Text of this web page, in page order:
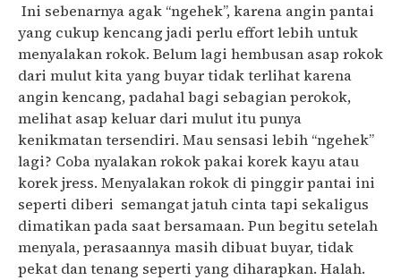
Ini sebenarnya agak “ngehek”, karena angin pantai
yang cukup kencang jadi perlu effort lebih untuk
menyalakan rokok. Belum lagi hembusan asap rokok
dari mulut kita yang buyar tidak terlihat karena
angin kencang, padahal bagi sebagian perokok,
melihat asap keluar dari mulut itu punya
kenikmatan tersendiri. Mau sensasi lebih “ngehek”
lagi? Coba nyalakan rokok pakai korek kayu atau
korek jress. Menyalakan rokok di pinggir pantai ini
seperti diberi semangat jatuh cinta tapi sekaligus
dimatikan pada saat bersamaan. Pun begitu setelah
menyala, perasaannya masih dibuat buyar, tidak
pekat dan tenang seperti yang diharapkan. Halah.